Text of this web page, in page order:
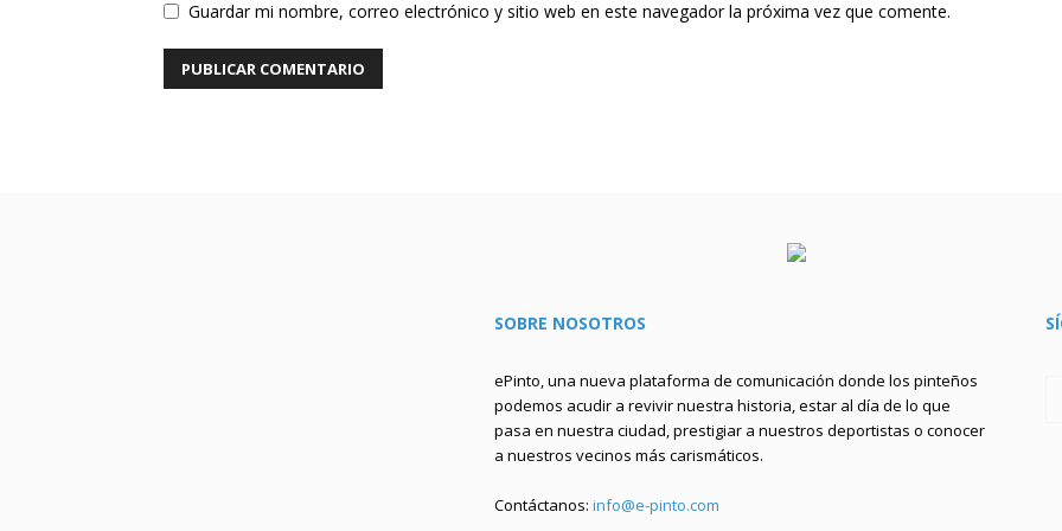
Guardar mi nombre, correo electrónico y sitio web en este navegador la próxima vez que comente.
SOBRE NOSOTROS
ePinto, una nueva plataforma de comunicación donde los pinteños
podemos acudir a revivir nuestra historia, estar al día de lo que
pasa en nuestra ciudad, prestigiar a nuestros deportistas o conocer
a nuestros vecinos más carismáticos.
Contáctanos: info@e-pinto.com